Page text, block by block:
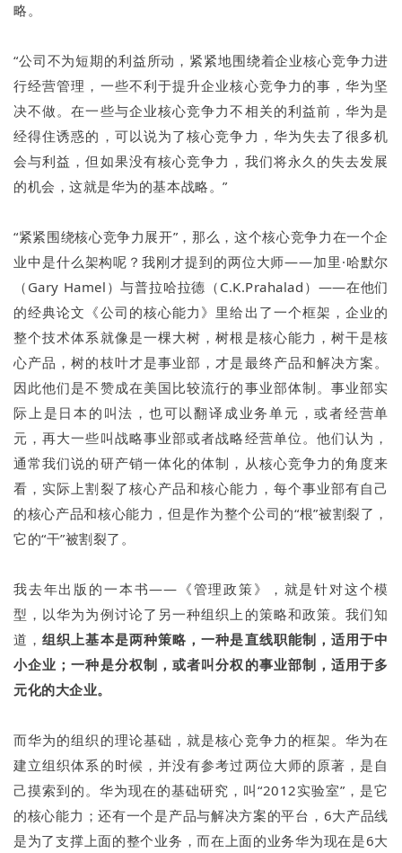
略。
“公司不为短期的利益所动，紧紧地围绕着企业核心竞争力进
行经营管理，一些不利于提升企业核心竞争力的事，华为坚
决不做。在一些与企业核心竞争力不相关的利益前，华为是
经得住诱惑的，可以说为了核心竞争力，华为失去了很多机
会与利益，但如果没有核心竞争力，我们将永久的失去发展
的机会，这就是华为的基本战略。”
“紧紧围绕核心竞争力展开”，那么，这个核心竞争力在一个企
业中是什么架构呢？我刚才提到的两位大师——加里·哈默尔
（Gary Hamel）与普拉哈拉德（C.K.Prahalad）——在他们
的经典论文《公司的核心能力》里给出了一个框架，企业的
整个技术体系就像是一棵大树，树根是核心能力，树干是核
心产品，树的枝叶才是事业部，才是最终产品和解决方案。
因此他们是不赞成在美国比较流行的事业部体制。事业部实
际上是日本的叫法，也可以翻译成业务单元，或者经营单
元，再大一些叫战略事业部或者战略经营单位。他们认为，
通常我们说的研产销一体化的体制，从核心竞争力的角度来
看，实际上割裂了核心产品和核心能力，每个事业部有自己
的核心产品和核心能力，但是作为整个公司的“根”被割裂了，
它的“干”被割裂了。
我去年出版的一本书——《管理政策》，就是针对这个模
型，以华为为例讨论了另一种组织上的策略和政策。我们知
道，组织上基本是两种策略，一种是直线职能制，适用于中
小企业；一种是分权制，或者叫分权的事业部制，适用于多
元化的大企业。
而华为的组织的理论基础，就是核心竞争力的框架。华为在
建立组织体系的时候，并没有参考过两位大师的原著，是自
己摸索到的。华为现在的基础研究，叫“2012实验室”，是它
的核心能力；还有一个是产品与解决方案的平台，6大产品线
是为了支撑上面的整个业务，而在上面的业务华为现在是6大